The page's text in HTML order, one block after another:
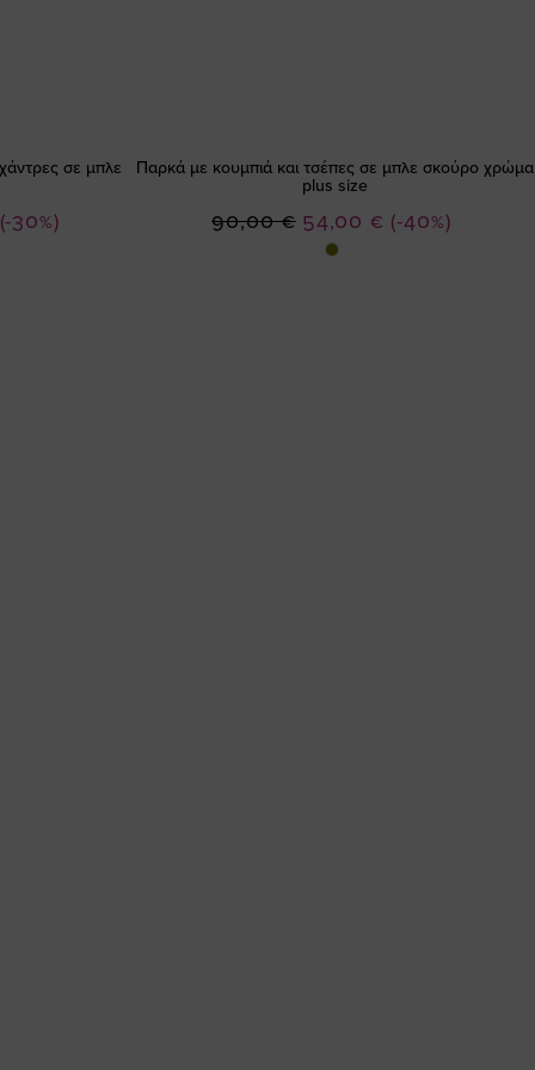
σε μπλε
(-30%)
Παρκά με κουμπιά και τσέπες σε μπλε σκούρο χρώμα
plus size
(-40%)
Ειδική
Τιμή
54,00 €
90,00 €